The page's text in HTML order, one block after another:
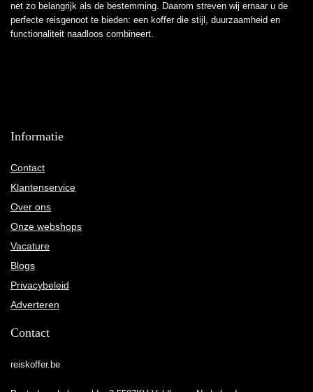
net zo belangrijk als de bestemming. Daarom streven wij ernaar u de
perfecte reisgenoot te bieden: een koffer die stijl, duurzaamheid en
functionaliteit naadloos combineert.
Informatie
Contact
Klantenservice
Over ons
Onze webshops
Vacature
Blogs
Privacybeleid
Adverteren
Contact
reiskoffer.be